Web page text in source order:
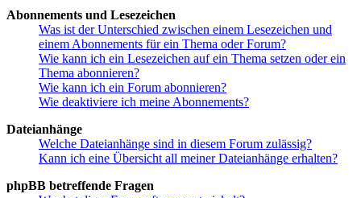
Abonnements und Lesezeichen
Was ist der Unterschied zwischen einem Lesezeichen und
einem Abonnements für ein Thema oder Forum?
Wie kann ich ein Lesezeichen auf ein Thema setzen oder ein
Thema abonnieren?
Wie kann ich ein Forum abonnieren?
Wie deaktiviere ich meine Abonnements?
Dateianhänge
Welche Dateianhänge sind in diesem Forum zulässig?
Kann ich eine Übersicht all meiner Dateianhänge erhalten?
phpBB betreffende Fragen